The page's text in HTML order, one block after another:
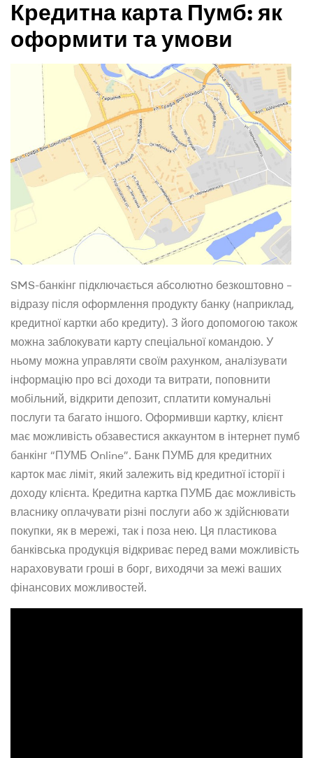
Кредитна карта Пумб: як
оформити та умови
SMS-банкінг підключається абсолютно безкоштовно –
відразу після оформлення продукту банку (наприклад,
кредитної картки або кредиту). З його допомогою також
можна заблокувати карту спеціальної командою. У
ньому можна управляти своїм рахунком, аналізувати
інформацію про всі доходи та витрати, поповнити
мобільний, відкрити депозит, сплатити комунальні
послуги та багато іншого. Оформивши картку, клієнт
має можливість обзавестися аккаунтом в інтернет пумб
банкінг “ПУМБ Online”. Банк ПУМБ для кредитних
карток має ліміт, який залежить від кредитної історії і
доходу клієнта. Кредитна картка ПУМБ дає можливість
власнику оплачувати різні послуги або ж здійснювати
покупки, як в мережі, так і поза нею. Ця пластикова
банківська продукція відкриває перед вами можливість
нараховувати гроші в борг, виходячи за межі ваших
фінансових можливостей.